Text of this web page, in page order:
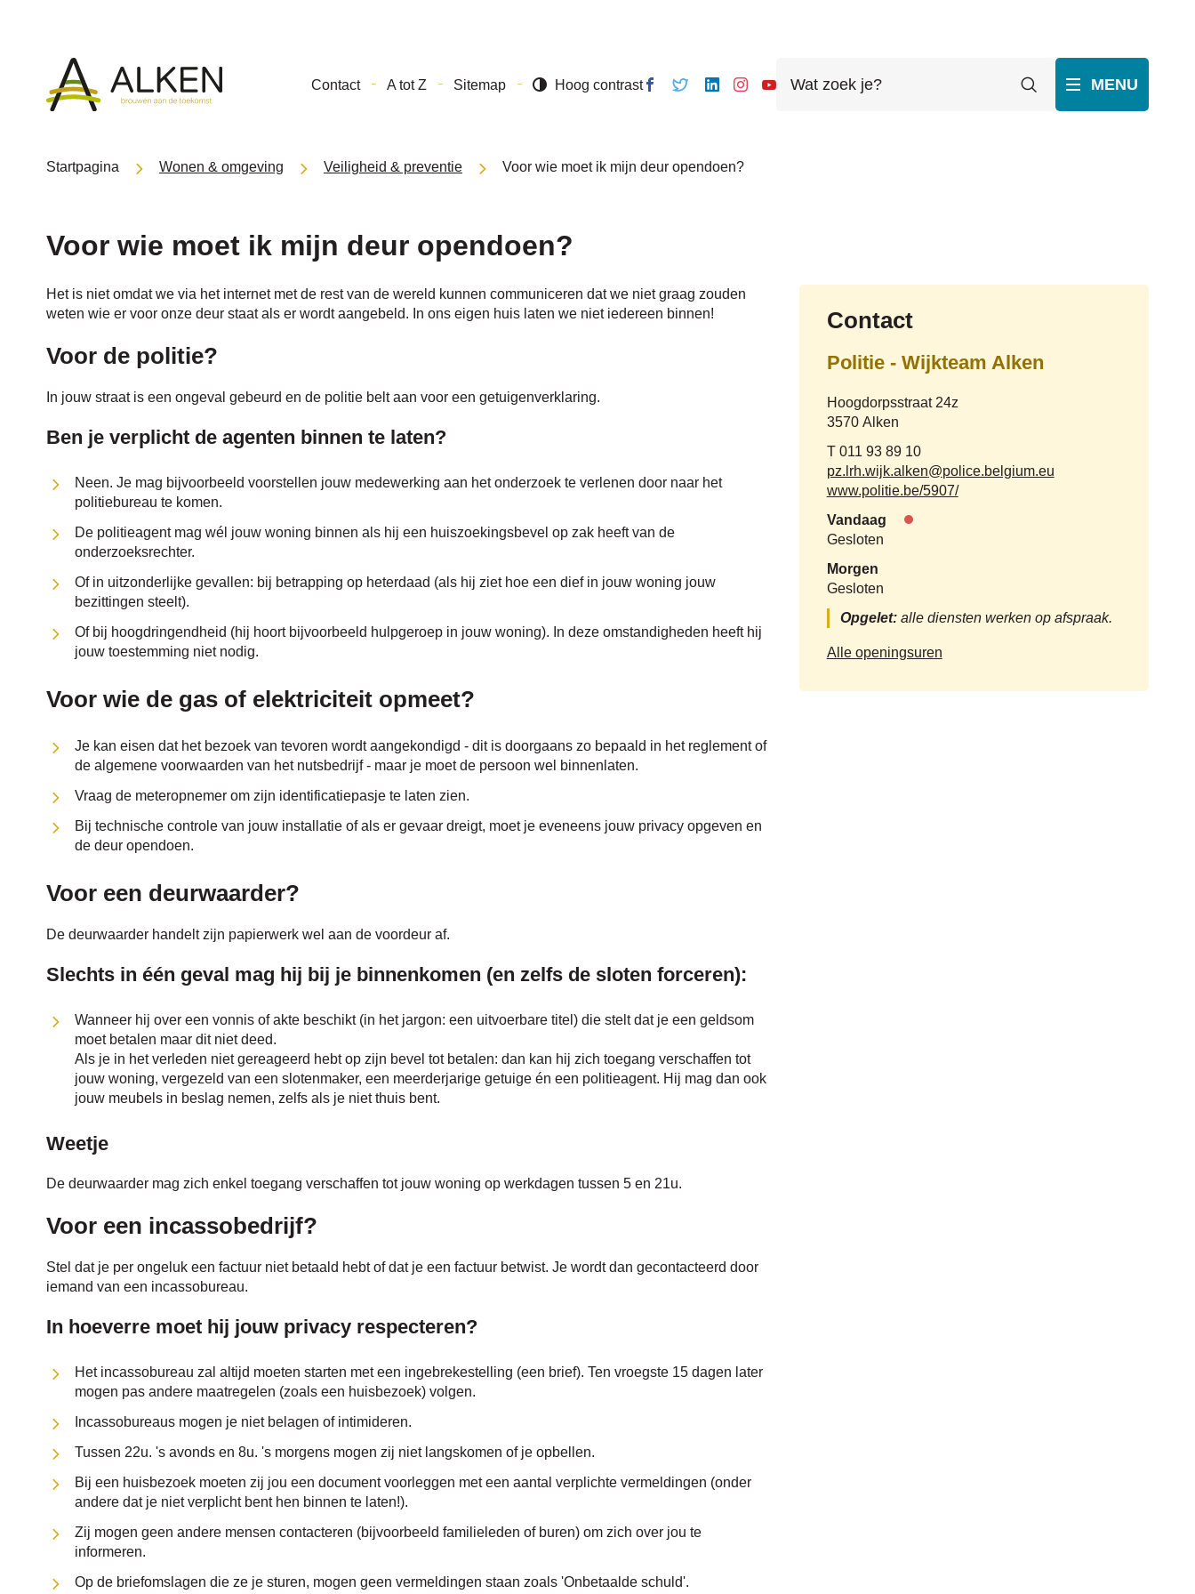
Gemeente
Alken
Contact A tot Z Sitemap Hoog contrastVolg ons
Volg
Volg Volg ons
Volgzoek
Zoeken MENU
Startpagina Wonen & omgeving Veiligheid & preventie Voor wie moet ik mijn deur opendoen?
Voor wie moet ik mijn deur opendoen?
Het is niet omdat we via het internet met de rest van de wereld kunnen communiceren dat we niet graag zouden
weten wie er voor onze deur staat als er wordt aangebeld. In ons eigen huis laten we niet iedereen binnen!
Voor de politie?
In jouw straat is een ongeval gebeurd en de politie belt aan voor een getuigenverklaring.
Ben je verplicht de agenten binnen te laten?
Neen. Je mag bijvoorbeeld voorstellen jouw medewerking aan het onderzoek te verlenen door naar het
politiebureau te komen.
De politieagent mag wél jouw woning binnen als hij een huiszoekingsbevel op zak heeft van de
onderzoeksrechter.
Of in uitzonderlijke gevallen: bij betrapping op heterdaad (als hij ziet hoe een dief in jouw woning jouw
bezittingen steelt).
Of bij hoogdringendheid (hij hoort bijvoorbeeld hulpgeroep in jouw woning). In deze omstandigheden heeft hij
jouw toestemming niet nodig.
Voor wie de gas of elektriciteit opmeet?
Je kan eisen dat het bezoek van tevoren wordt aangekondigd - dit is doorgaans zo bepaald in het reglement of
de algemene voorwaarden van het nutsbedrijf - maar je moet de persoon wel binnenlaten.
Vraag de meteropnemer om zijn identificatiepasje te laten zien.
Bij technische controle van jouw installatie of als er gevaar dreigt, moet je eveneens jouw privacy opgeven en
de deur opendoen.
Voor een deurwaarder?
De deurwaarder handelt zijn papierwerk wel aan de voordeur af.
Slechts in één geval mag hij bij je binnenkomen (en zelfs de sloten forceren):
Wanneer hij over een vonnis of akte beschikt (in het jargon: een uitvoerbare titel) die stelt dat je een geldsom
moet betalen maar dit niet deed.
Als je in het verleden niet gereageerd hebt op zijn bevel tot betalen: dan kan hij zich toegang verschaffen tot
jouw woning, vergezeld van een slotenmaker, een meerderjarige getuige én een politieagent. Hij mag dan ook
jouw meubels in beslag nemen, zelfs als je niet thuis bent.
Weetje
De deurwaarder mag zich enkel toegang verschaffen tot jouw woning op werkdagen tussen 5 en 21u.
Voor een incassobedrijf?
Stel dat je per ongeluk een factuur niet betaald hebt of dat je een factuur betwist. Je wordt dan gecontacteerd door
iemand van een incassobureau.
In hoeverre moet hij jouw privacy respecteren?
Het incassobureau zal altijd moeten starten met een ingebrekestelling (een brief). Ten vroegste 15 dagen later
mogen pas andere maatregelen (zoals een huisbezoek) volgen.
Incassobureaus mogen je niet belagen of intimideren.
Tussen 22u. 's avonds en 8u. 's morgens mogen zij niet langskomen of je opbellen.
Bij een huisbezoek moeten zij jou een document voorleggen met een aantal verplichte vermeldingen (onder
andere dat je niet verplicht bent hen binnen te laten!).
Zij mogen geen andere mensen contacteren (bijvoorbeeld familieleden of buren) om zich over jou te
informeren.
Op de briefomslagen die ze je sturen, mogen geen vermeldingen staan zoals 'Onbetaalde schuld'.
Contact
Politie - Wijkteam Alken
Adres
Hoogdorpsstraat 24z
,3570 Alken
Tel.011 93 89 10
E-
mail
pz.lrh.wijk.alken@police.belgium.eu
Website
www.politie.be/5907/
Vandaag
Nu
Gesloten
Morgen
Gesloten
Opgelet: alle diensten werken op afspraak.
Alle openingsurenPolitie
Wijkteam